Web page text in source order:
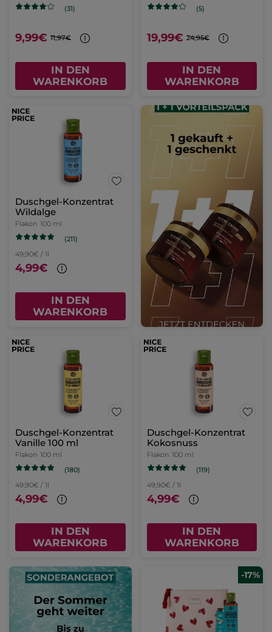
(31)
9,99€ 11,97€
IN DEN
WARENKORB
(5)
19,99€ 24,95€
IN DEN
WARENKORB
Duschgel-Konzentrat
Wildalge
Flakon 100 ml
(211)
49,90€ / 1l
4,99€
IN DEN
WARENKORB
Duschgel-Konzentrat
Vanille 100 ml
Flakon 100 ml
(180)
49,90€ / 1l
4,99€
IN DEN
WARENKORB
Duschgel-Konzentrat
Kokosnuss
Flakon 100 ml
(119)
49,90€ / 1l
4,99€
IN DEN
WARENKORB
-17%